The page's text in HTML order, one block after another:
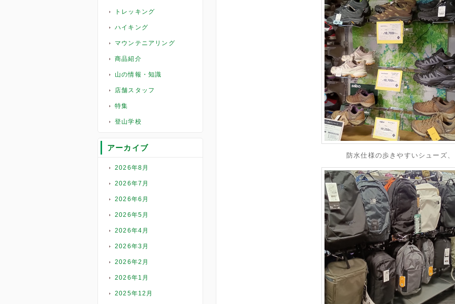
トレッキング
ハイキング
マウンテニアリング
商品紹介
山の情報・知識
店舗スタッフ
特集
登山学校
アーカイブ
2026年8月
2026年7月
2026年6月
2026年5月
2026年4月
2026年3月
2026年2月
2026年1月
2025年12月
防水仕様の歩きやすいシューズ、